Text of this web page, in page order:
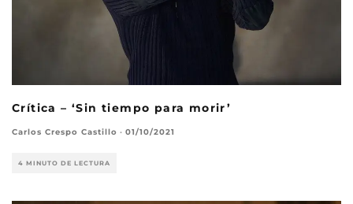
Crítica – ‘Sin tiempo para morir’
Carlos Crespo Castillo · 01/10/2021
4 MINUTO DE LECTURA